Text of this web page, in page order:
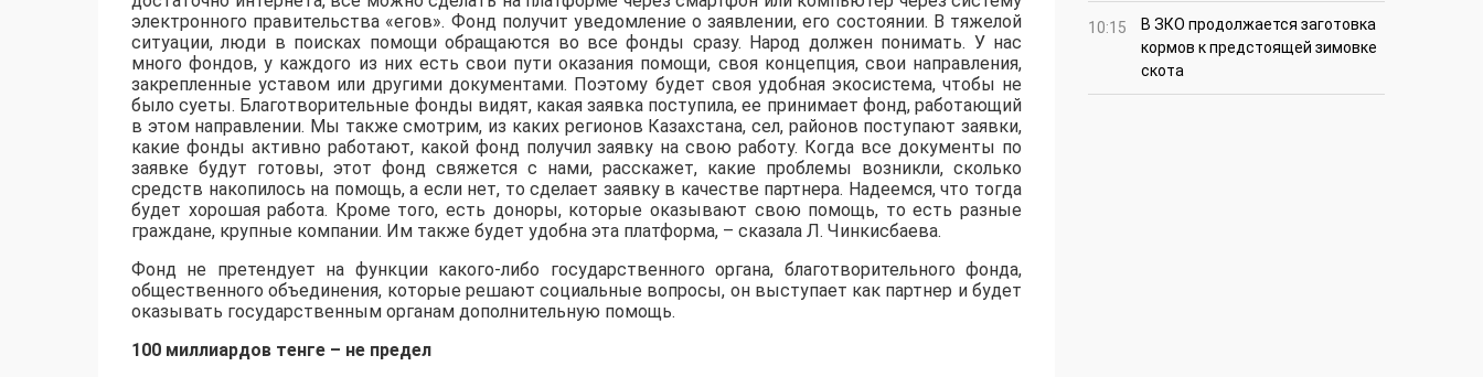
электронного правительства «егов». Фонд получит уведомление о заявлении, его состоянии. В тяжелой
ситуации, люди в поисках помощи обращаются во все фонды сразу. Народ должен понимать. У нас
много фондов, у каждого из них есть свои пути оказания помощи, своя концепция, свои направления,
закрепленные уставом или другими документами. Поэтому будет своя удобная экосистема, чтобы не
было суеты. Благотворительные фонды видят, какая заявка поступила, ее принимает фонд, работающий
в этом направлении. Мы также смотрим, из каких регионов Казахстана, сел, районов поступают заявки,
какие фонды активно работают, какой фонд получил заявку на свою работу. Когда все документы по
заявке будут готовы, этот фонд свяжется с нами, расскажет, какие проблемы возникли, сколько
средств накопилось на помощь, а если нет, то сделает заявку в качестве партнера. Надеемся, что тогда
будет хорошая работа. Кроме того, есть доноры, которые оказывают свою помощь, то есть разные
граждане, крупные компании. Им также будет удобна эта платформа, – сказала Л. Чинкисбаева.
Фонд не претендует на функции какого-либо государственного органа, благотворительного фонда,
общественного объединения, которые решают социальные вопросы, он выступает как партнер и будет
оказывать государственным органам дополнительную помощь.
100 миллиардов тенге – не предел
10:15
В ЗКО продолжается заготовка
кормов к предстоящей зимовке
скота